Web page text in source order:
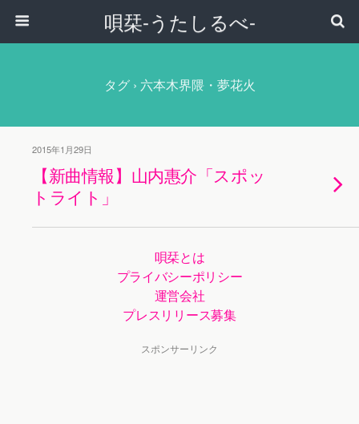
唄栞-うたしるべ-
タグ › 六本木界隈・夢花火
2015年1月29日
【新曲情報】山内惠介「スポッ
トライト」
唄栞とは
プライバシーポリシー
運営会社
プレスリリース募集
スポンサーリンク